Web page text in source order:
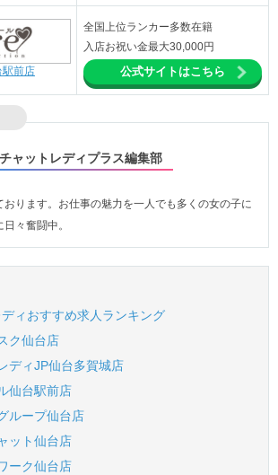
駅前店
全国上位ランカー多数在籍
入店お祝い金最大30,000円
公式サイトはこちら
ャットレディプラス編集部
ります。お仕事の魅力を一人でも多くの女の子に
々奮闘中。
ィおすすめ求人ランキング
ク仙台店
ディJP仙台多賀城店
仙台駅前店
ループ仙台店
ット仙台店
ーク仙台店